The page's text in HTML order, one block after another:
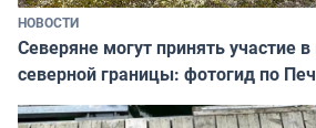
НОВОСТИ
Северяне могут принять участие
северной границы: фотогид по